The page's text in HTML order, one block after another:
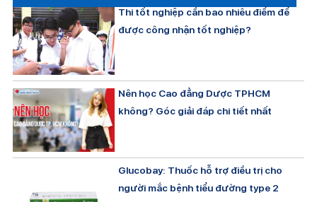
Thi tốt nghiệp cần bao nhiêu điểm để
được công nhận tốt nghiệp?
Nên học Cao đẳng Dược TPHCM
không? Góc giải đáp chi tiết nhất
Glucobay: Thuốc hỗ trợ điều trị cho
người mắc bệnh tiểu đường type 2